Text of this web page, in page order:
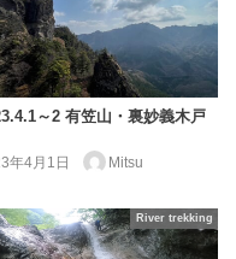
～2 有笠山・裏妙義木戸
年4月1日 Mitsu
River trekking